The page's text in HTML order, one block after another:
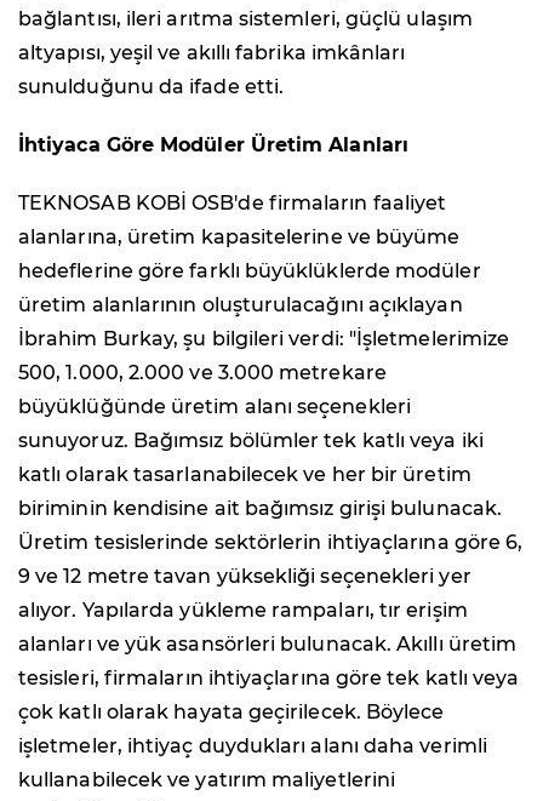
bağlantısı, ileri arıtma sistemleri, güçlü ulaşım
altyapısı, yeşil ve akıllı fabrika imkânları
sunulduğunu da ifade etti.
İhtiyaca Göre Modüler Üretim Alanları
TEKNOSAB KOBİ OSB'de firmaların faaliyet
alanlarına, üretim kapasitelerine ve büyüme
hedeflerine göre farklı büyüklüklerde modüler
üretim alanlarının oluşturulacağını açıklayan
İbrahim Burkay, şu bilgileri verdi: "İşletmelerimize
500, 1.000, 2.000 ve 3.000 metrekare
büyüklüğünde üretim alanı seçenekleri
sunuyoruz. Bağımsız bölümler tek katlı veya iki
katlı olarak tasarlanabilecek ve her bir üretim
biriminin kendisine ait bağımsız girişi bulunacak.
Üretim tesislerinde sektörlerin ihtiyaçlarına göre 6,
9 ve 12 metre tavan yüksekliği seçenekleri yer
alıyor. Yapılarda yükleme rampaları, tır erişim
alanları ve yük asansörleri bulunacak. Akıllı üretim
tesisleri, firmaların ihtiyaçlarına göre tek katlı veya
çok katlı olarak hayata geçirilecek. Böylece
işletmeler, ihtiyaç duydukları alanı daha verimli
kullanabilecek ve yatırım maliyetlerini